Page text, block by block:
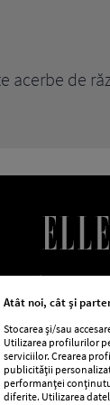
rapidă a
Abonamente
cookies
Libertatea
Decizia
Atât noi, cât și
Stocarea și/sau
Utilizarea profilurilor
serviciilor. Crearea
publicității
performanței
diferite. Utilizarea